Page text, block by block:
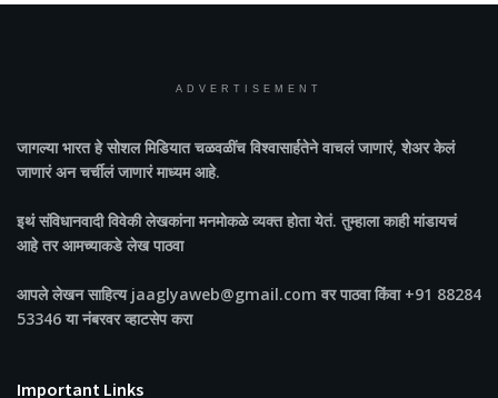
ADVERTISEMENT
जागल्या भारतहे सोशल मिडियात चळवळींच विश्वासार्हतेने वाचलं जाणारं, शेअर केलं
जाणारं अन चर्चीलं जाणारं माध्यम आहे.
इथं संविधानवादी विवेकी लेखकांना मनमोकळे व्यक्त होता येतं. तुम्हाला काही मांडायचं
आहे तर आमच्याकडे लेख पाठवा
आपले लेखन साहित्य jaaglyaweb@gmail.com वर पाठवा किंवा +91 88284
53346 या नंबरवर व्हाटसेप करा
Important Links